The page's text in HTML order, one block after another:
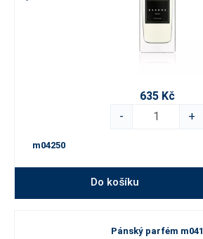
635 Kč
-
+
m04250
Do košíku
Pánský parfém m041